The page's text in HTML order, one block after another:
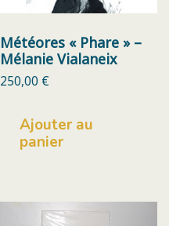
Météores « Phare » –
Mélanie Vialaneix
250,00 €
Ajouter au
panier